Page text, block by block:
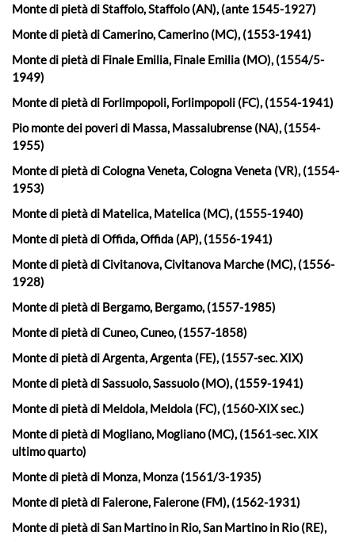
Monte di pietà di Staffolo, Staffolo (AN), (ante 1545-1927)
Monte di pietà di Camerino, Camerino (MC), (1553-1941)
Monte di pietà di Finale Emilia, Finale Emilia (MO), (1554/5-
1949)
Monte di pietà di Forlimpopoli, Forlimpopoli (FC), (1554-1941)
Pio monte dei poveri di Massa, Massalubrense (NA), (1554-
1955)
Monte di pietà di Cologna Veneta, Cologna Veneta (VR), (1554-
1953)
Monte di pietà di Matelica, Matelica (MC), (1555-1940)
Monte di pietà di Offida, Offida (AP), (1556-1941)
Monte di pietà di Civitanova, Civitanova Marche (MC), (1556-
1928)
Monte di pietà di Bergamo, Bergamo, (1557-1985)
Monte di pietà di Cuneo, Cuneo, (1557-1858)
Monte di pietà di Argenta, Argenta (FE), (1557-sec. XIX)
Monte di pietà di Sassuolo, Sassuolo (MO), (1559-1941)
Monte di pietà di Meldola, Meldola (FC), (1560-XIX sec.)
Monte di pietà di Mogliano, Mogliano (MC), (1561-sec. XIX
ultimo quarto)
Monte di pietà di Monza, Monza (1561/3-1935)
Monte di pietà di Falerone, Falerone (FM), (1562-1931)
Monte di pietà di San Martino in Rio, San Martino in Rio (RE),